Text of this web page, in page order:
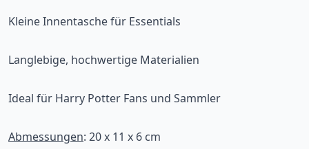
Kleine Innentasche für Essentials
Langlebige, hochwertige Materialien
Ideal für Harry Potter Fans und Sammler
Abmessungen: 20 x 11 x 6 cm